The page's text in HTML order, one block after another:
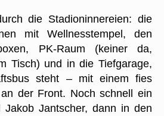
die Stadioninnereien: die
mit Wellnesstempel, den
PK-Raum (keiner da,
Tisch) und in die Tiefgarage,
steht – mit einem fies
der Front. Noch schnell ein
Jantscher, dann in den